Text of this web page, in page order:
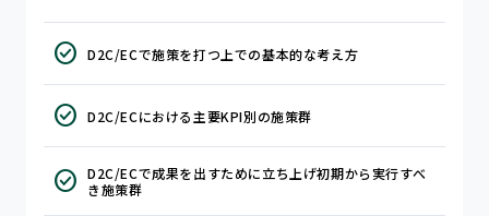
check_circle D2C/ECで施策を打つ上での基本的な考え方
check_circle D2C/ECにおける主要KPI別の施策群
check_circle D2C/ECで成果を出すために立ち上げ初期から実行すべ
き施策群